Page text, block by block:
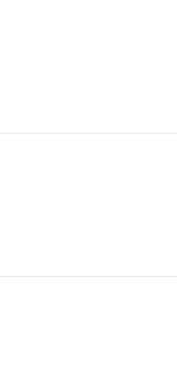
Gıda
"Olası